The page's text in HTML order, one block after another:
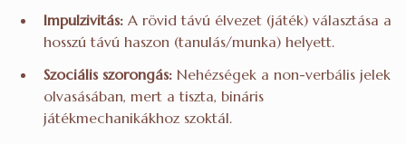
Impulzivitás: A rövid távú élvezet (játék) választása a
hosszú távú haszon (tanulás/munka) helyett.
Szociális szorongás: Nehézségek a non-verbális jelek
olvasásában, mert a tiszta, bináris
játékmechanikákhoz szoktál.